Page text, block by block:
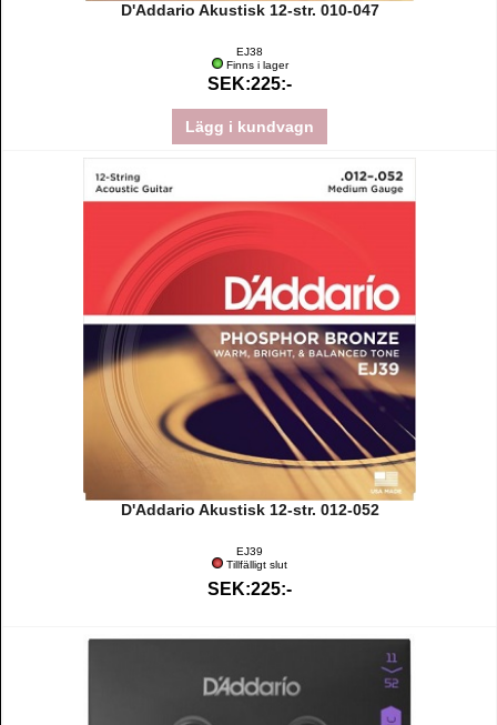
D'Addario Akustisk 12-str. 010-047
EJ38
Finns i lager
SEK:225:-
Lägg i kundvagn
D'Addario Akustisk 12-str. 012-052
EJ39
Tillfälligt slut
SEK:225:-